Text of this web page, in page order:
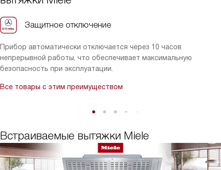
обслуживании, но теперь понимаю, что это совсем не так.
Рекомендую всем, кто ценит качество и комфорт!
Защитное отключение
Прибор автоматически отключается через 10 часов
непрерывной работы, что обеспечивает максимальную
безопасность при эксплуатации.
Все товары с этим преимуществом
Встраиваемые вытяжки Miele